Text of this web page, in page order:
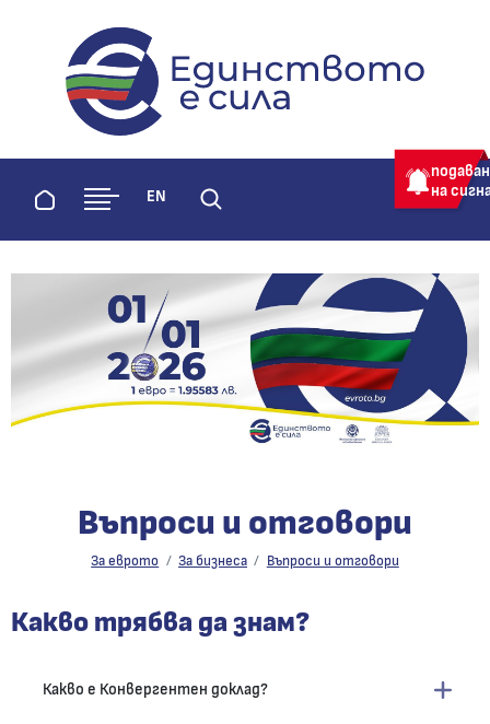
evroto.bgОфициална страница за приемане
Начало EN
на
Въпроси и отговори
За еврото За бизнеса Въпроси и отговори
Въпроси и отговори
Какво трябва да знам?
Какво е Конвергентен доклад?